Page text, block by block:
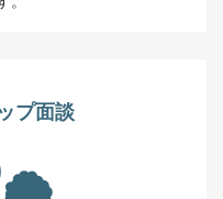
プ面談